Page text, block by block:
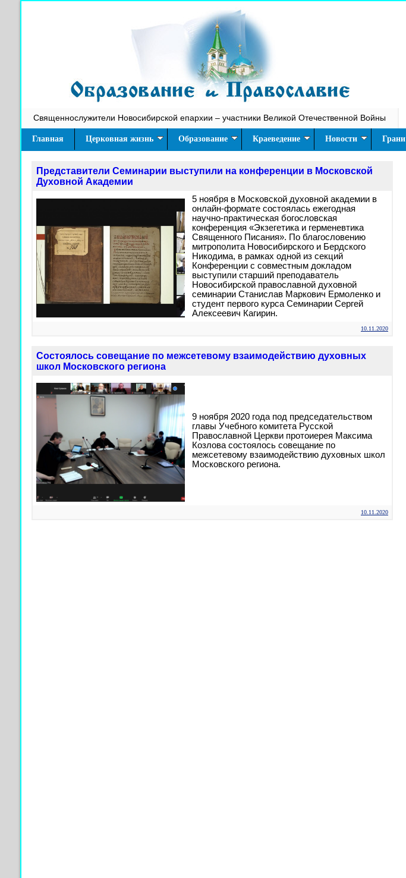
Священнослужители Новосибирской епархии – участники Великой Отечественной Войны
Главная Церковная жизнь Образование Краеведение Новости Грани
Представители Семинарии выступили на конференции в Московской
Духовной Академии
5 ноября в Московской духовной академии в
онлайн-формате состоялась ежегодная
научно-практическая богословская
конференция «Экзегетика и герменевтика
Священного Писания». По благословению
митрополита Новосибирского и Бердского
Никодима, в рамках одной из секций
Конференции с совместным докладом
выступили старший преподаватель
Новосибирской православной духовной
семинарии Станислав Маркович Ермоленко и
студент первого курса Семинарии Сергей
Алексеевич Кагирин.
10.11.2020
Состоялось совещание по межсетевому взаимодействию духовных
школ Московского региона
9 ноября 2020 года под председательством
главы Учебного комитета Русской
Православной Церкви протоиерея Максима
Козлова состоялось совещание по
межсетевому взаимодействию духовных школ
Московского региона.
10.11.2020